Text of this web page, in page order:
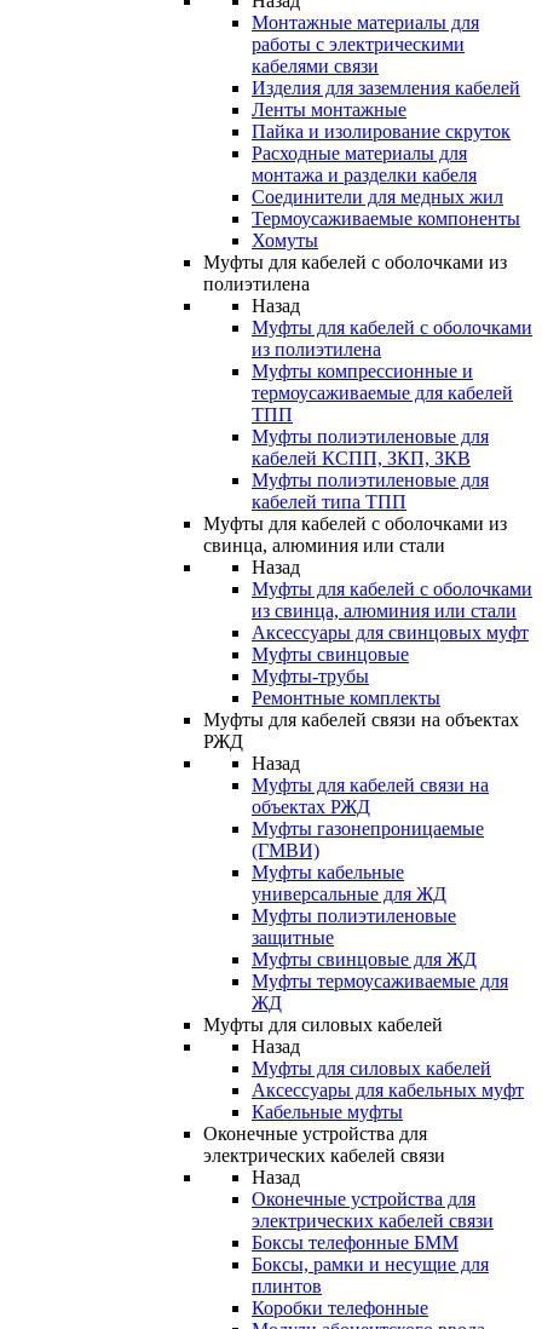
Монтажные материалы для
работы с электрическими
кабелями связи
Изделия для заземления кабелей
Ленты монтажные
Пайка и изолирование скруток
Расходные материалы для
монтажа и разделки кабеля
Соединители для медных жил
Термоусаживаемые компоненты
Хомуты
Муфты для кабелей с оболочками из
полиэтилена
Назад
Муфты для кабелей с оболочками
из полиэтилена
Муфты компрессионные и
термоусаживаемые для кабелей
ТПП
Муфты полиэтиленовые для
кабелей КСПП, ЗКП, ЗКВ
Муфты полиэтиленовые для
кабелей типа ТПП
Муфты для кабелей с оболочками из
свинца, алюминия или стали
Назад
Муфты для кабелей с оболочками
из свинца, алюминия или стали
Аксессуары для свинцовых муфт
Муфты свинцовые
Муфты-трубы
Ремонтные комплекты
Муфты для кабелей связи на объектах
РЖД
Назад
Муфты для кабелей связи на
объектах РЖД
Муфты газонепроницаемые
(ГМВИ)
Муфты кабельные
универсальные для ЖД
Муфты полиэтиленовые
защитные
Муфты свинцовые для ЖД
Муфты термоусаживаемые для
ЖД
Муфты для силовых кабелей
Назад
Муфты для силовых кабелей
Аксессуары для кабельных муфт
Кабельные муфты
Оконечные устройства для
электрических кабелей связи
Назад
Оконечные устройства для
электрических кабелей связи
Боксы телефонные БММ
Боксы, рамки и несущие для
плинтов
Коробки телефонные